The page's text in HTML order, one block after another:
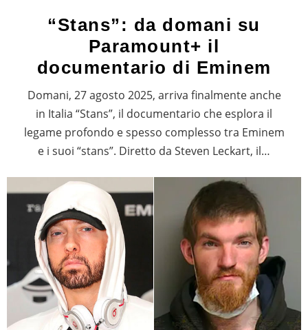
“Stans”: da domani su
Paramount+ il
documentario di Eminem
Domani, 27 agosto 2025, arriva finalmente anche
in Italia “Stans”, il documentario che esplora il
legame profondo e spesso complesso tra Eminem
e i suoi “stans”. Diretto da Steven Leckart, il…